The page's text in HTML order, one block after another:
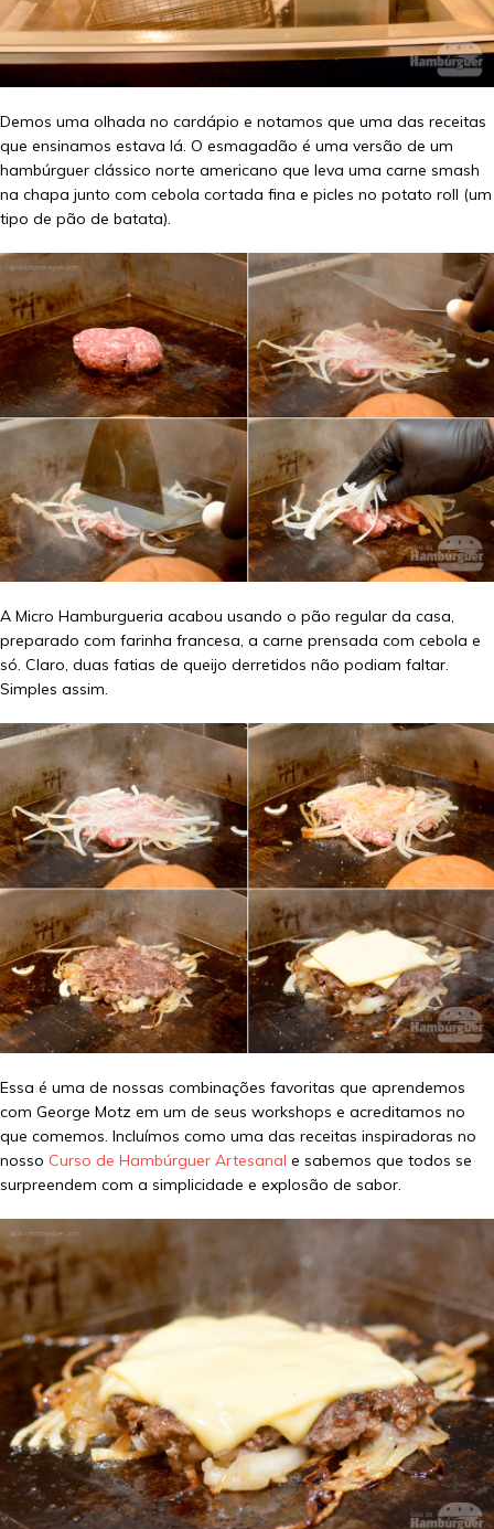
Demos uma olhada no cardápio e notamos que uma das receitas
que ensinamos estava lá. O esmagadão é uma versão de um
hambúrguer clássico norte americano que leva uma carne smash
na chapa junto com cebola cortada fina e picles no potato roll (um
tipo de pão de batata).
A Micro Hamburgueria acabou usando o pão regular da casa,
preparado com farinha francesa, a carne prensada com cebola e
só. Claro, duas fatias de queijo derretidos não podiam faltar.
Simples assim.
Essa é uma de nossas combinações favoritas que aprendemos
com George Motz em um de seus workshops e acreditamos no
que comemos. Incluímos como uma das receitas inspiradoras no
nosso Curso de Hambúrguer Artesanal e sabemos que todos se
surpreendem com a simplicidade e explosão de sabor.